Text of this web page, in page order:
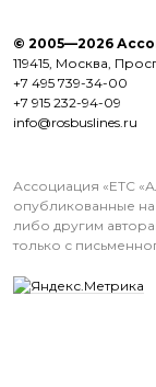
© 2005—2026
119415, Москва,
+7 495 739-34-00
+7 915 232-94-09
info@rosbuslines.ru
Ассоциация «ЕТС
опубликованные
либо другим
только с